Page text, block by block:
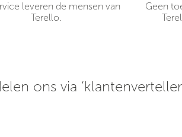
leveren de mensen van
Terello.
Geen
ons via